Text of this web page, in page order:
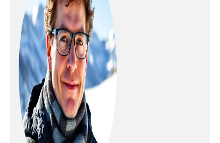
selon un procédé
spécial In-Mould. Le
résultat est une
structure absolument
stable, très résistante
aux chocs et
extrêmement légère
SÛR & FIABLE - Chaque